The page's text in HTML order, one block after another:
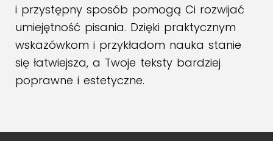
i przystępny sposób pomogą Ci rozwijać
umiejętność pisania. Dzięki praktycznym
wskazówkom i przykładom nauka stanie
się łatwiejsza, a Twoje teksty bardziej
poprawne i estetyczne.